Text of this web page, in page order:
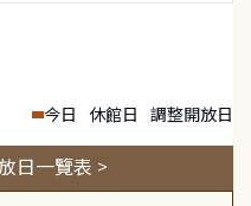
今日 休館日 調整開放日
日一覽表 >